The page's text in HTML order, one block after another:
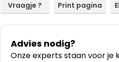
Vraagje ? Print pagina
Advies nodig?
Onze experts staan voor je